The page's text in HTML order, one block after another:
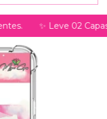
✨ Leve 02 Capas,